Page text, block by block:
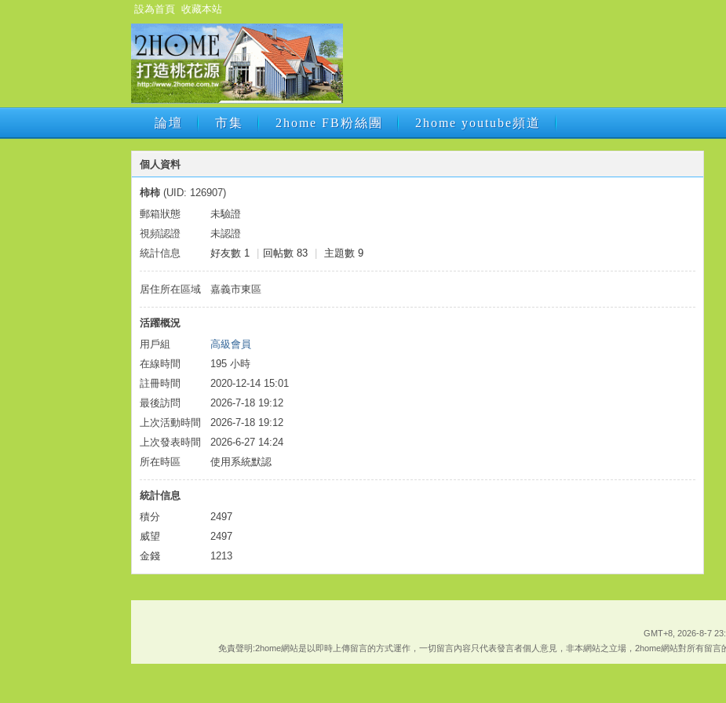
設為首頁 收藏本站
論壇 市集 2home FB粉絲團 2home youtube頻道
論壇 市集 2home FB粉絲團 2home youtube頻道
個人資料
柿柿 (UID: 126907)
郵箱狀態
未驗證
視頻認證
未認證
統計信息
好友數 1 | 回帖數 83 | 主題數 9
居住所在區域 嘉義市東區
活躍概況
用戶組
高級會員
在線時間
195 小時
註冊時間
2020-12-14 15:01
最後訪問
2026-7-18 19:12
上次活動時間
2026-7-18 19:12
上次發表時間
2026-6-27 14:24
所在時區
使用系統默認
統計信息
積分
2497
威望
2497
金錢
1213
GMT+8, 2026-8-7
免責聲明:2home網站是以即時上傳留言的方式運作，一切留言內容只代表發言者個人意見，非本網站之立場，2home網站對所有留言